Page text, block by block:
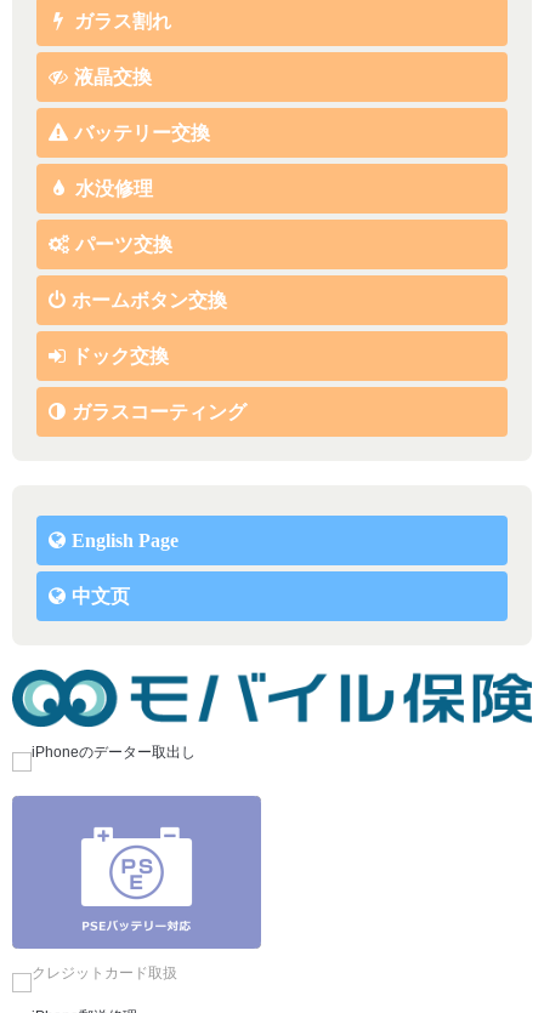
ガラス割れ
液晶交換
バッテリー交換
水没修理
パーツ交換
ホームボタン交換
ドック交換
ガラスコーティング
English Page
中文页